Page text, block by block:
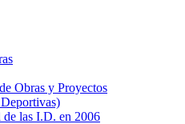
Obras y Proyectos
de las I.D. en 2006